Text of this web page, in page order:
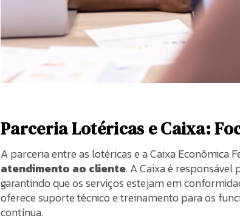
Parceria Lotéricas e Caixa:
A parceria entre as lotéricas e a Caixa Econômica
atendimento ao cliente. A Caixa é responsável
garantindo que os serviços estejam em
oferece suporte técnico e treinamento para os
contínua.